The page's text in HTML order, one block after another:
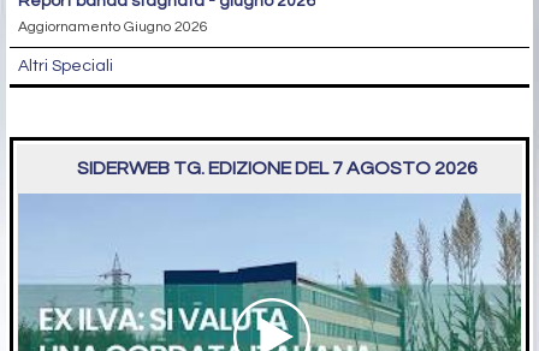
Aggiornamento Giugno 2026
Altri Speciali
SIDERWEB TG. EDIZIONE DEL 7 AGOSTO 2026